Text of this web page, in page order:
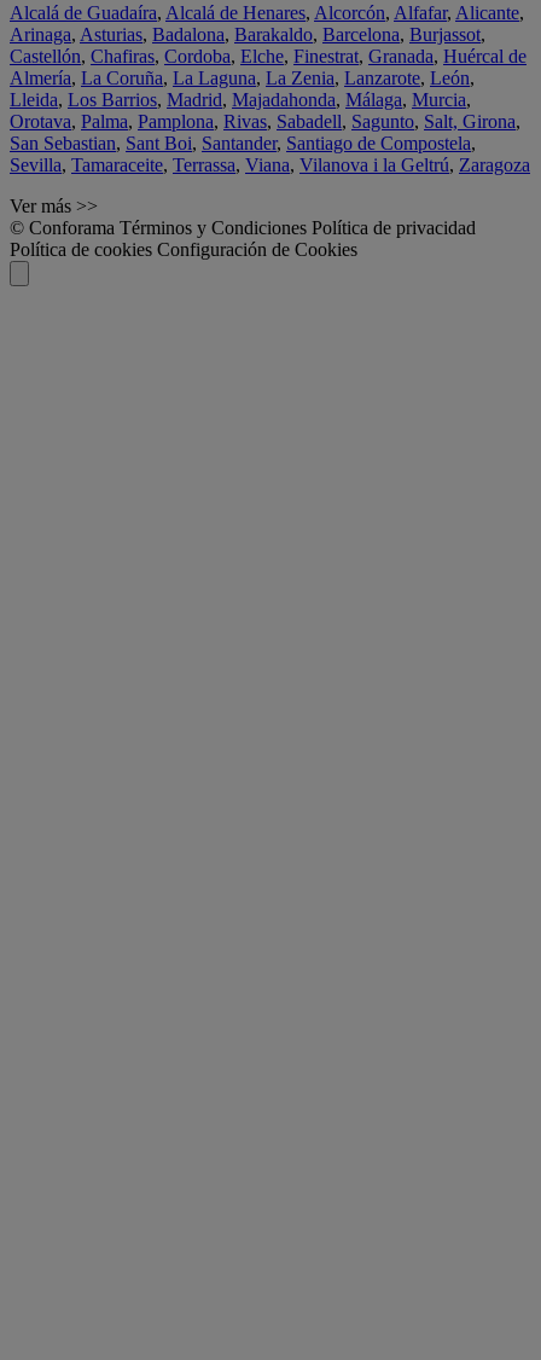
Alcalá de Guadaíra, Alcalá de Henares, Alcorcón, Alfafar, Alicante,
Arinaga, Asturias, Badalona, Barakaldo, Barcelona, Burjassot,
Castellón, Chafiras, Cordoba, Elche, Finestrat, Granada, Huércal de
Almería, La Coruña, La Laguna, La Zenia, Lanzarote, León,
Lleida, Los Barrios, Madrid, Majadahonda, Málaga, Murcia,
Orotava, Palma, Pamplona, Rivas, Sabadell, Sagunto, Salt, Girona,
San Sebastian, Sant Boi, Santander, Santiago de Compostela,
Sevilla, Tamaraceite, Terrassa, Viana, Vilanova i la Geltrú, Zaragoza
Ver más >>
© Conforama Términos y Condiciones Política de privacidad
Política de cookies Configuración de Cookies